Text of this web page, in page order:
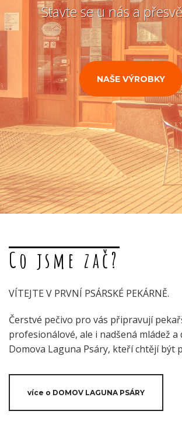
Stavte se u nás a
NAŠE VÝROBKY
Co jsme zač?
VÍTEJTE V PRVNÍ PSÁRSKÉ PEKÁRNĚ.
Čerstvé pečivo pro vás připravují
profesionálové, ale i nadšená mládež a
Domova Laguna Psáry, kteří chtějí být
více o DOMOV LAGUNA PSÁRY